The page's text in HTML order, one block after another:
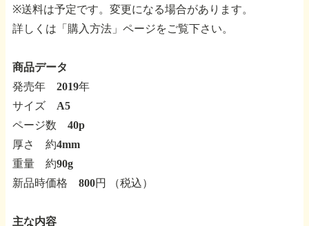
※送料は予定です。変更になる場合があります。
詳しくは「購入方法」ページをご覧下さい。
商品データ
発売年 2019年
サイズ A5
ページ数 40p
厚さ 約4mm
重量 約90g
新品時価格 800円 （税込）
主な内容